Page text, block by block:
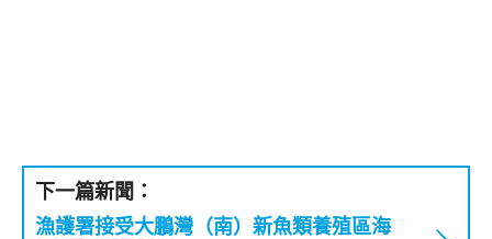
下一篇新聞：
漁護署接受大鵬灣（南）新魚類養殖區海